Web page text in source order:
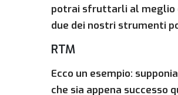
potrai sfruttarli al meglio
due dei nostri strumenti
RTM
Ecco un esempio:
che sia appena successo